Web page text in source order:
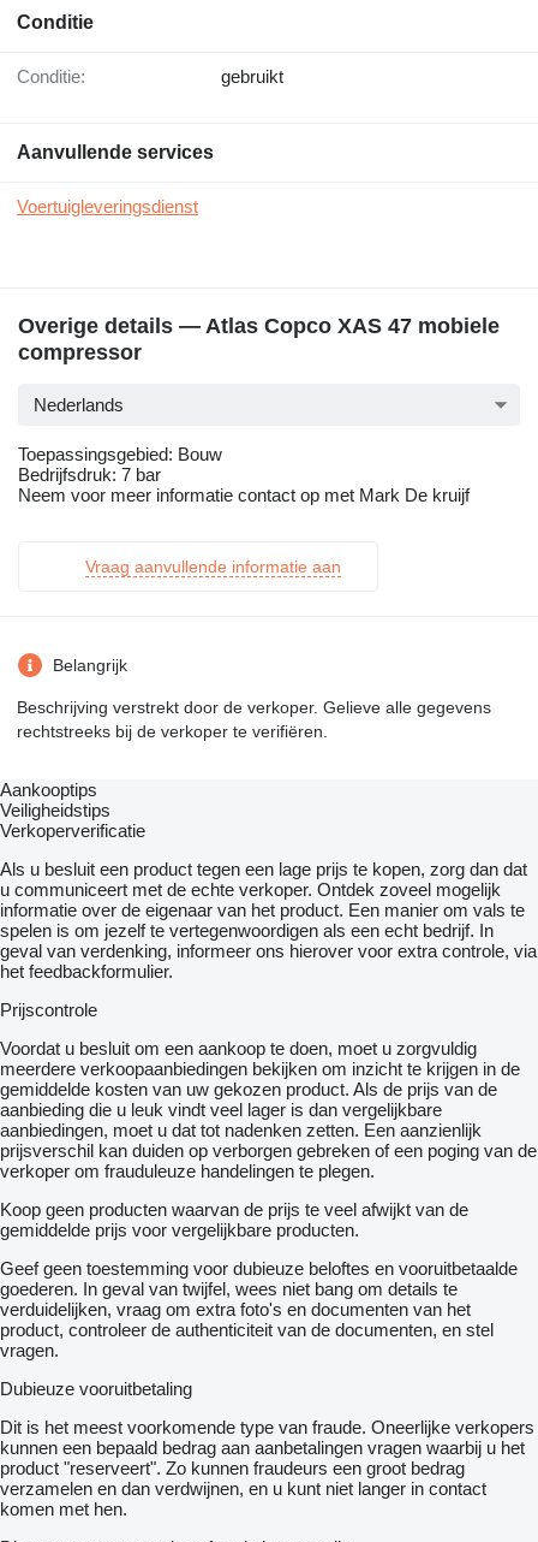
Conditie
Conditie: gebruikt
Aanvullende services
Voertuigleveringsdienst
Overige details — Atlas Copco XAS 47 mobiele
compressor
Nederlands
Toepassingsgebied: Bouw
Bedrijfsdruk: 7 bar
Neem voor meer informatie contact op met Mark De kruijf
Vraag aanvullende informatie aan
Belangrijk
Beschrijving verstrekt door de verkoper. Gelieve alle gegevens
rechtstreeks bij de verkoper te verifiëren.
Aankooptips
Veiligheidstips
Verkoperverificatie
Als u besluit een product tegen een lage prijs te kopen, zorg dan dat
u communiceert met de echte verkoper. Ontdek zoveel mogelijk
informatie over de eigenaar van het product. Een manier om vals te
spelen is om jezelf te vertegenwoordigen als een echt bedrijf. In
geval van verdenking, informeer ons hierover voor extra controle, via
het feedbackformulier.
Prijscontrole
Voordat u besluit om een ​​aankoop te doen, moet u zorgvuldig
meerdere verkoopaanbiedingen bekijken om inzicht te krijgen in de
gemiddelde kosten van uw gekozen product. Als de prijs van de
aanbieding die u leuk vindt veel lager is dan vergelijkbare
aanbiedingen, moet u dat tot nadenken zetten. Een aanzienlijk
prijsverschil kan duiden op verborgen gebreken of een poging van de
verkoper om frauduleuze handelingen te plegen.
Koop geen producten waarvan de prijs te veel afwijkt van de
gemiddelde prijs voor vergelijkbare producten.
Geef geen toestemming voor dubieuze beloftes en vooruitbetaalde
goederen. In geval van twijfel, wees niet bang om details te
verduidelijken, vraag om extra foto's en documenten van het
product, controleer de authenticiteit van de documenten, en stel
vragen.
Dubieuze vooruitbetaling
Dit is het meest voorkomende type van fraude. Oneerlijke verkopers
kunnen een bepaald bedrag aan aanbetalingen vragen waarbij u het
product "reserveert". Zo kunnen fraudeurs een groot bedrag
verzamelen en dan verdwijnen, en u kunt niet langer in contact
komen met hen.